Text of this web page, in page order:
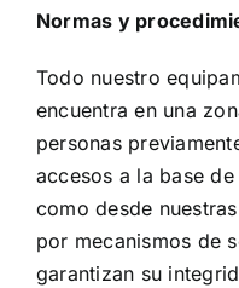
Normas y
Todo nuestro
encuentra en una
personas
accesos a la base
como desde
por mecanismos de
garantizan su